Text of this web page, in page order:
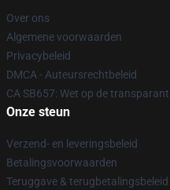
Over ons
Algemene voorwaarden
Privacybeleid
DMCA - Auteursrechtbeleid
CA SB657: Wet op de
Onze steun
Verzend- en leveringsbeleid
Betalingsvoorwaarden
Teruggave & terugbetalingsbeleid